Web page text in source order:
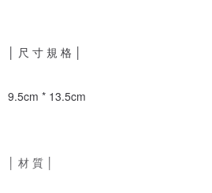
│ 尺 寸 規 格 │
9.5cm * 13.5cm
│ 材 質 │